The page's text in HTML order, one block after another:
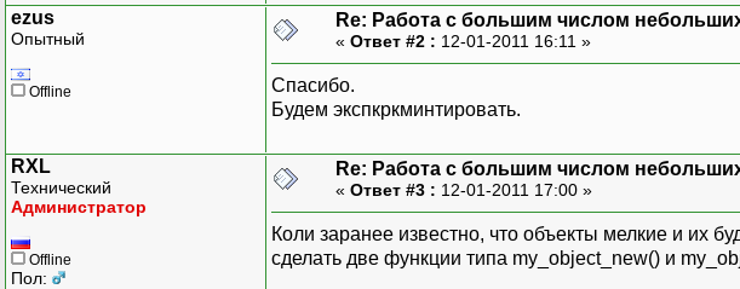
ezus
Опытный
Offline
Re: Работа с большим числом
« Ответ #2 : 12-01-2011 16:11 »
Спасибо.
Будем экспкркминтировать.
RXL
Технический
Администратор
Offline
Пол:
Re: Работа с большим числом
« Ответ #3 : 12-01-2011 17:00 »
Коли заранее известно, что объекты мелкие и их
сделать две функции типа my_object_new() и